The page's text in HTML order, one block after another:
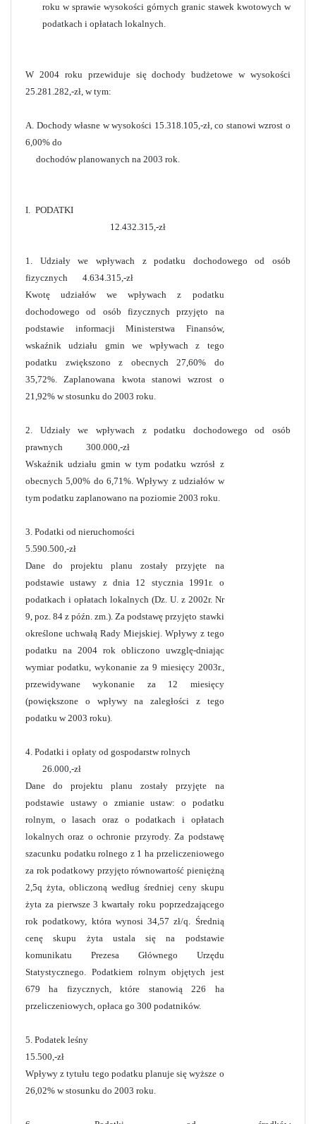
roku w sprawie wysokości górnych granic stawek kwotowych w
podatkach i opłatach lokalnych.
W 2004 roku przewiduje się dochody budżetowe w wysokości
25.281.282,-zł, w tym:
A. Dochody własne w wysokości 15.318.105,-zł, co stanowi wzrost o
6,00% do
dochodów planowanych na 2003 rok.
I. PODATKI
12.432.315,-zł
1. Udziały we wpływach z podatku dochodowego od osób
fizycznych 4.634.315,-zł
Kwotę udziałów we wpływach z podatku
dochodowego od osób fizycznych przyjęto na
podstawie informacji Ministerstwa Finansów,
wskaźnik udziału gmin we wpływach z tego
podatku zwiększono z obecnych 27,60% do
35,72%. Zaplanowana kwota stanowi wzrost o
21,92% w stosunku do 2003 roku.
2. Udziały we wpływach z podatku dochodowego od osób
prawnych 300.000,-zł
Wskaźnik udziału gmin w tym podatku wzrósł z
obecnych 5,00% do 6,71%. Wpływy z udziałów w
tym podatku zaplanowano na poziomie 2003 roku.
3. Podatki od nieruchomości
5.590.500,-zł
Dane do projektu planu zostały przyjęte na
podstawie ustawy z dnia 12 stycznia 1991r. o
podatkach i opłatach lokalnych (Dz. U. z 2002r. Nr
9, poz. 84 z późn. zm.). Za podstawę przyjęto stawki
określone uchwałą Rady Miejskiej. Wpływy z tego
podatku na 2004 rok obliczono uwzglę-dniając
wymiar podatku, wykonanie za 9 miesięcy 2003r.,
przewidywane wykonanie za 12 miesięcy
(powiększone o wpływy na zaległości z tego
podatku w 2003 roku).
4. Podatki i opłaty od gospodarstw rolnych
26.000,-zł
Dane do projektu planu zostały przyjęte na
podstawie ustawy o zmianie ustaw: o podatku
rolnym, o lasach oraz o podatkach i opłatach
lokalnych oraz o ochronie przyrody. Za podstawę
szacunku podatku rolnego z 1 ha przeliczeniowego
za rok podatkowy przyjęto równowartość pieniężną
2,5q żyta, obliczoną według średniej ceny skupu
żyta za pierwsze 3 kwartały roku poprzedzającego
rok podatkowy, która wynosi 34,57 zł/q. Średnią
cenę skupu żyta ustala się na podstawie
komunikatu Prezesa Głównego Urzędu
Statystycznego. Podatkiem rolnym objętych jest
679 ha fizycznych, które stanowią 226 ha
przeliczeniowych, opłaca go 300 podatników.
5. Podatek leśny
15.500,-zł
Wpływy z tytułu tego podatku planuje się wyższe o
26,02% w stosunku do 2003 roku.